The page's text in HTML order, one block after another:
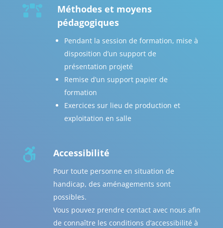

Méthodes et moyens
pédagogiques
Pendant la session de formation, mise à
disposition d’un support de
présentation projeté
Remise d’un support papier de
formation
Exercices sur lieu de production et
exploitation en salle
 Accessibilité
Pour toute personne en situation de
handicap, des aménagements sont
possibles.
Vous pouvez prendre contact avec nous afin
de connaître les conditions d’accessibilité à